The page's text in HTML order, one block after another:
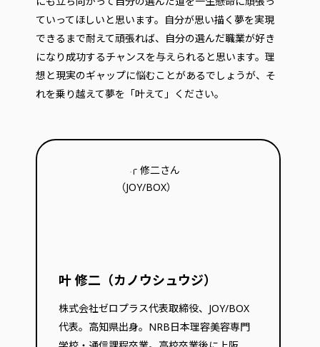
ていってほしいと思います。自分が思い描く夢を実現
できるまで耐えて頑張れば、自分の選んだ職業が好き
になり成功するチャンスを与えられると思います。理
想と現実のギャップに悩むことがあるでしょうが、そ
れを乗り越えて夢を「叶えて」ください。
叶 修二（カノウシュウジ）
株式会社ゼロプラス代表取締役、JOY/BOX
代表。高知県出身。NRB日本理容美容専門